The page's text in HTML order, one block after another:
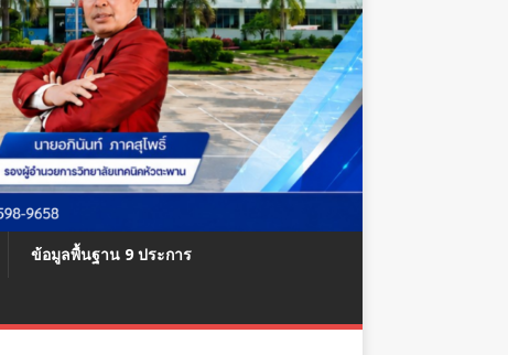
ข้อมูลพื้นฐาน 9 ประการ